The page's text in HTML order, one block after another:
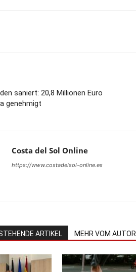
saniert: 20,8 Millionen Euro
genehmigt
Costa del Sol Online
https://www.costadelsol-online.es
ARTIKEL MEHR VOM AUTOR